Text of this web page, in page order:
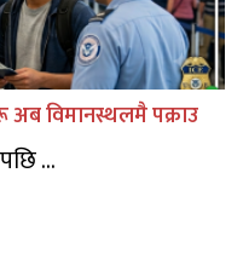
विमानस्थलमै पक्राउ
...